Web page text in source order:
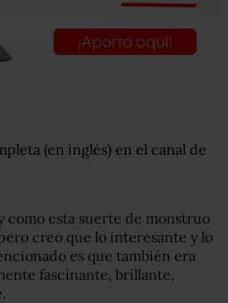
(en inglés) en el canal de
como esta suerte de monstruo
creo que lo interesante y lo
es que también era
fascinante, brillante,